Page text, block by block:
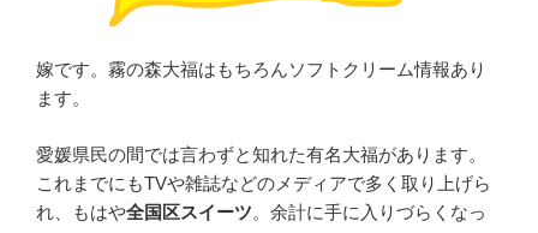
嫁です。霧の森大福はもちろんソフトクリーム情報あり
ます。
愛媛県民の間では言わずと知れた有名大福があります。
これまでにもTVや雑誌などのメディアで多く取り上げら
れ、もはや全国区スイーツ。余計に手に入りづらくなっ